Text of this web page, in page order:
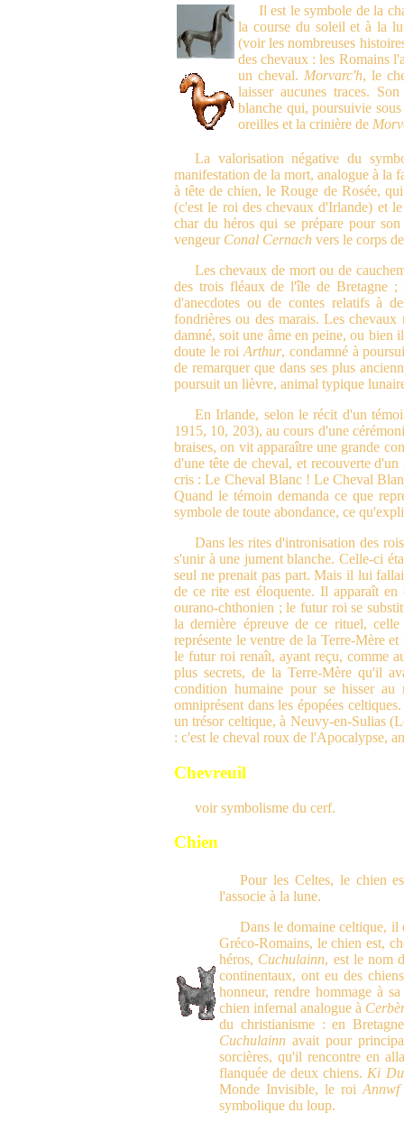
Il est le symbole de la
la course du soleil et à la
(voir les nombreuses
des chevaux : les Romains
un cheval. Morvarc'h, le
laisser aucunes traces.
blanche qui, poursuivie
oreilles et la crinière de
La valorisation négative du
manifestation de la mort, analogue à la
à tête de chien, le Rouge de Rosée,
(c'est le roi des chevaux d'Irlande) et
char du héros qui se prépare pour
vengeur Conal Cernach vers le corps
Les chevaux de mort ou de
des trois fléaux de l'île de Bretagne
d'anecdotes ou de contes relatifs à
fondrières ou des marais. Les
damné, soit une âme en peine, ou bien
doute le roiArthur, condamné à
de remarquer que dans ses plus
poursuit un lièvre, animal typique
En Irlande, selon le récit d'un
1915, 10, 203), au cours d'une
braises, on vit apparaître une grande
d'une tête de cheval, et recouverte
cris : Le Cheval Blanc ! Le Cheval
Quand le témoin demanda ce que
symbole de toute abondance, ce
Dans les rites d'intronisation des
s'unir à une jument blanche. Celle-ci
seul ne prenait pas part. Mais il lui
de ce rite est éloquente. Il apparaît
ourano-chthonien ; le futur roi se
la dernière épreuve de ce rituel,
représente le ventre de la Terre-Mère
le futur roi renaît, ayant reçu, comme
plus secrets, de la Terre-Mère qu'il
condition humaine pour se hisser
omniprésent dans les épopées
un trésor celtique, à Neuvy-en-Sulias
: c'est le cheval roux de l'Apocalypse,
Chevreuil
voir symbolisme du cerf.
Chien
Pour les Celtes, le chien
l'associe à la lune.
Dans le domaine celtique, il
Gréco-Romains, le chien est,
héros, Cuchulainn, est le nom
continentaux, ont eu des
honneur, rendre hommage à
chien infernal analogue à
du christianisme : en
Cuchulainn avait pour
sorcières, qu'il rencontre en
flanquée de deux chiens. Ki Du
Monde Invisible, le roiAnnwf
symbolique du loup.